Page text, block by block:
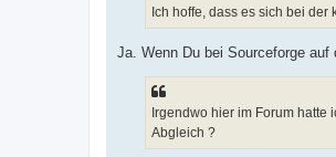
Ich hoffe, dass es sich bei
Ja. Wenn Du bei Sourceforge
Irgendwo hier im Forum hatte
Abgleich ?